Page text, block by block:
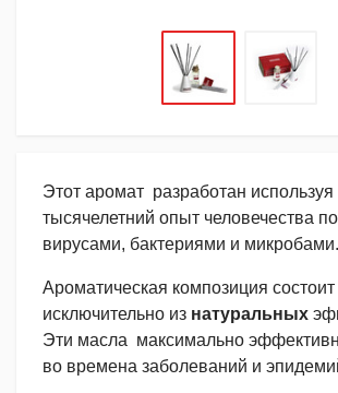
Этот аромат разработан используя
тысячелетний опыт человечества
вирусами, бактериями и микробами.
Ароматическая композиция состоит
исключительно из натуральных
Эти масла максимально
во времена заболеваний и